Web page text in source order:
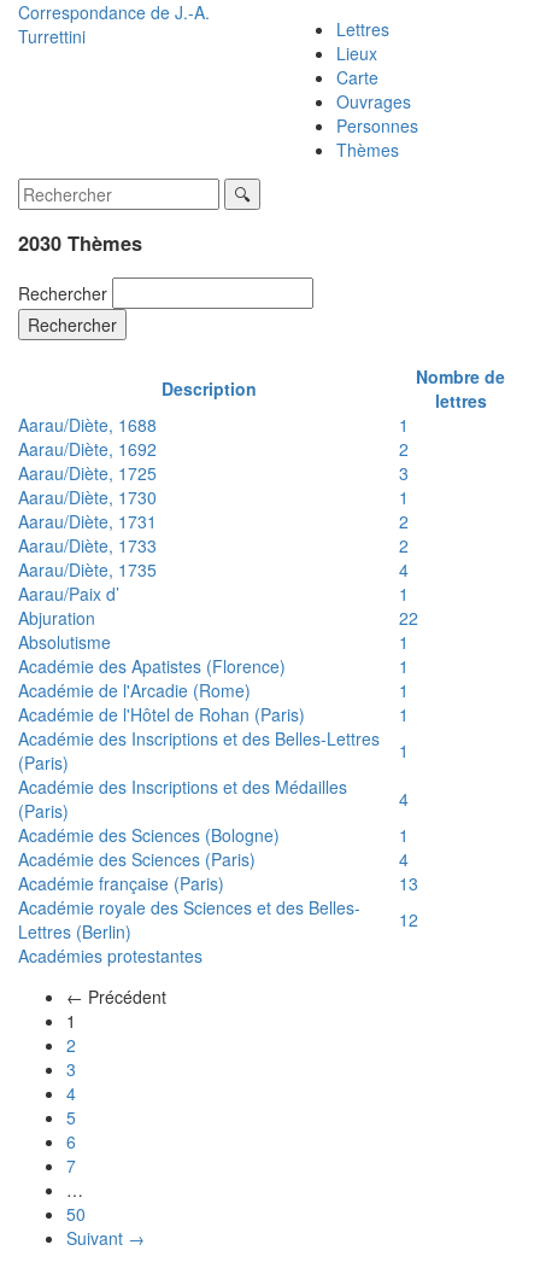
Correspondance de J.-A.
Turrettini
Lettres
Lieux
Carte
Ouvrages
Personnes
Thèmes
2030 Thèmes
Rechercher
Rechercher
Description
Nombre de
lettres
Aarau/Diète, 1688
1
Aarau/Diète, 1692
2
Aarau/Diète, 1725
3
Aarau/Diète, 1730
1
Aarau/Diète, 1731
2
Aarau/Diète, 1733
2
Aarau/Diète, 1735
4
Aarau/Paix d’
1
Abjuration
22
Absolutisme
1
Académie des Apatistes (Florence)
1
Académie de l'Arcadie (Rome)
1
Académie de l'Hôtel de Rohan (Paris)
1
Académie des Inscriptions et des Belles-Lettres
(Paris)
1
Académie des Inscriptions et des Médailles
(Paris)
4
Académie des Sciences (Bologne)
1
Académie des Sciences (Paris)
4
Académie française (Paris)
13
Académie royale des Sciences et des Belles-
Lettres (Berlin)
12
Académies protestantes
← Précédent
1
2
3
4
5
6
7
…
50
Suivant →